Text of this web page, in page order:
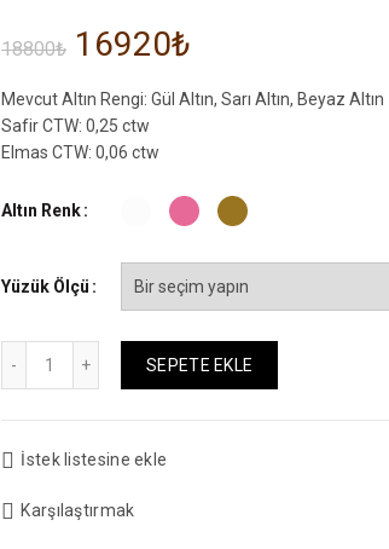
18800₺ 16920₺
Mevcut Altın Rengi: Gül Altın, Sarı Altın, Beyaz Altın
Safir CTW: 0,25 ctw
Elmas CTW: 0,06 ctw
Altın Renk
Yüzük Ölçü
SEPETE EKLE
İstek listesine ekle
Karşılaştırmak